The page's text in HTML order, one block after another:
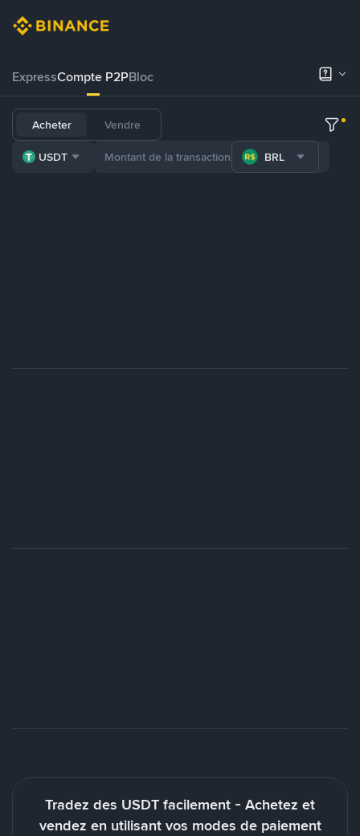
ExpressCompte P2PBloc
Acheter Vendre
USDT BRL
Tradez des USDT facilement - Achetez et
vendez en utilisant vos modes de paiement